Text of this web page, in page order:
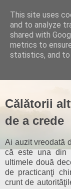
Călătorii
de a crede
Ai auzit vreodată
că este una din
ultimele două
de practicanţi
crunt de
This site uses
and to analyze
shared with
metrics to
statistics, and to